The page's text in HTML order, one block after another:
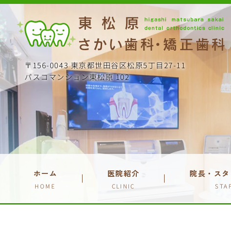
〒156-0043 東京都世田谷区松原5丁目27-11
パスコマンション東松原 102
ホーム
HOME
医院紹介
CLINIC
院長・ス